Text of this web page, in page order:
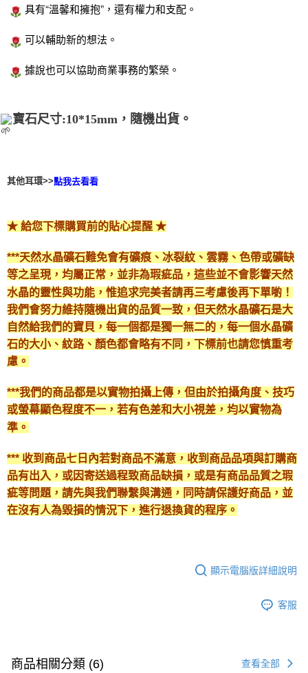
具有“溫馨和擁抱”，還有權力和支配。
可以輔助新的想法。
據說也可以協助商業事務的繁榮。
寶石尺寸:10*15mm，隨機出貨。
其他耳環>>點我去看看
★ 給您下標購買前的貼心提醒 ★
***天然水晶礦石難免會有礦痕、冰裂紋、雲霧、色帶或礦缺
等之呈現，均屬正常，並非為瑕疵品，這些並不會影響天然
水晶的靈性與功能，惟追求完美者請再三考慮後再下單喲！
我們會努力維持隨機出貨的品質一致，但天然水晶礦石是大
自然給我們的寶貝，每一個都是獨一無二的，每一個水晶礦
石的大小、紋路、顏色都會略有不同，下標前也請您慎重考
慮。
***我們的商品都是以實物拍攝上傳，但由於拍攝角度、技巧
或螢幕顯色程度不一，若有色差和大小視差，均以實物為
準。
*** 收到商品七日內若對商品不滿意，收到商品品項與訂購商
品有出入，或因寄送過程致商品缺損，或是有商品品質之瑕
疵等問題，請先與我們聯繫與溝通，同時請保護好商品，並
在沒有人為毀損的情況下，進行退換貨的程序。
顯示電腦版詳細說明
客服
商品相關分類 (6) 查看全部